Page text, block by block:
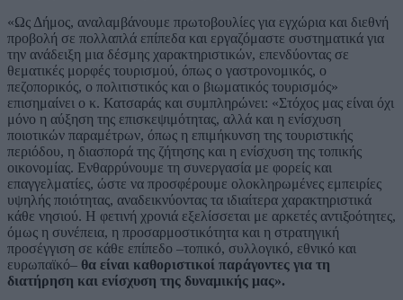
«Ως Δήμος, αναλαμβάνουμε πρωτοβουλίες για εγχώρια και διεθνή
προβολή σε πολλαπλά επίπεδα και εργαζόμαστε συστηματικά για
την ανάδειξη μια δέσμης χαρακτηριστικών, επενδύοντας σε
θεματικές μορφές τουρισμού, όπως ο γαστρονομικός, ο
πεζοπορικός, ο πολιτιστικός και ο βιωματικός τουρισμός»
επισημαίνει ο κ. Κατσαράς και συμπληρώνει: «Στόχος μας είναι όχι
μόνο η αύξηση της επισκεψιμότητας, αλλά και η ενίσχυση
ποιοτικών παραμέτρων, όπως η επιμήκυνση της τουριστικής
περιόδου, η διασπορά της ζήτησης και η ενίσχυση της τοπικής
οικονομίας. Ενθαρρύνουμε τη συνεργασία με φορείς και
επαγγελματίες, ώστε να προσφέρουμε ολοκληρωμένες εμπειρίες
υψηλής ποιότητας, αναδεικνύοντας τα ιδιαίτερα χαρακτηριστικά
κάθε νησιού. Η φετινή χρονιά εξελίσσεται με αρκετές αντιξοότητες,
όμως η συνέπεια, η προσαρμοστικότητα και η στρατηγική
προσέγγιση σε κάθε επίπεδο –τοπικό, συλλογικό, εθνικό και
ευρωπαϊκό– θα είναι καθοριστικοί παράγοντες για τη
διατήρηση και ενίσχυση της δυναμικής μας».